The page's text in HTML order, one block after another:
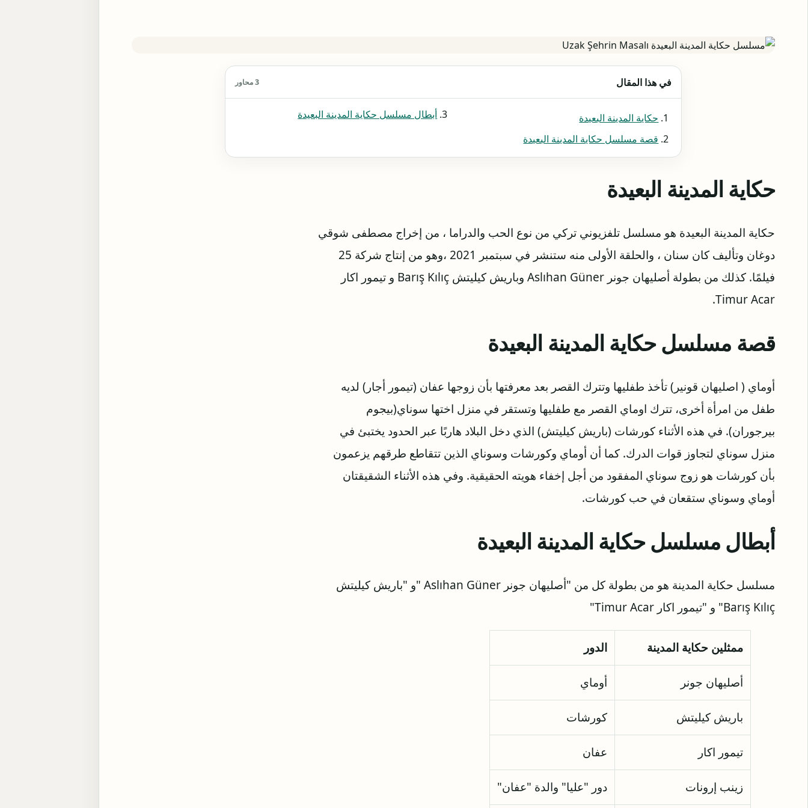
في هذا المقال 3 محاور
حكاية المدينة البعيدة
قصة مسلسل حكاية المدينة البعيدة
أبطال مسلسل حكاية المدينة البعيدة
حكاية المدينة البعيدة
حكاية المدينة البعيدة هو مسلسل تلفزيوني تركي من نوع الحب والدراما ، من إخراج مصطفى شوقي
دوغان وتأليف كان سنان ، والحلقة الأولى منه ستنشر في سبتمبر 2021 ،وهو من إنتاج شركة 25
فيلمًا. كذلك من بطولة أصليهان جونر Aslıhan Güner وباريش كيليتش Barış Kılıç و تيمور اكار
Timur Acar.
قصة مسلسل حكاية المدينة البعيدة
أوماي ( اصليهان قونير) تأخذ طفليها وتترك القصر بعد معرفتها بأن زوجها عفان (تيمور أجار) لديه
طفل من امرأة أخرى، تترك اوماي القصر مع طفليها وتستقر في منزل اختها سوناي(بيجوم
بيرجوران). في هذه الأثناء كورشات (باريش كيليتش) الذي دخل البلاد هاربًا عبر الحدود يختبئ في
منزل سوناي لتجاوز قوات الدرك. كما أن أوماي وكورشات وسوناي الذين تتقاطع طرقهم يزعمون
بأن كورشات هو زوج سوناي المفقود من أجل إخفاء هويته الحقيقية. وفي هذه الأثناء الشقيقتان
أوماي وسوناي ستقعان في حب كورشات.
أبطال مسلسل حكاية المدينة البعيدة
مسلسل حكاية المدينة هو من بطولة كل من "أصليهان جونر Aslıhan Güner "و "باريش كيليتش
Barış Kılıç" و "تيمور اكار Timur Acar"
ممثلين حكاية المدينة الدور
أصليهان جونر أوماي
باريش كيليتش كورشات
تيمور اكار عفان
زينب إرونات دور "عليا" والدة "عفان"